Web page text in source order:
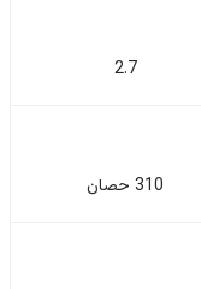
2.7
310 حصان